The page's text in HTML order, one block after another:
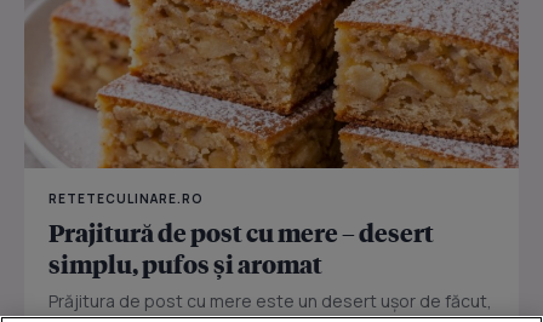
RETETECULINARE.RO
Prajitură de post cu mere – desert
simplu, pufos și aromat
Prăjitura de post cu mere este un desert ușor de făcut,